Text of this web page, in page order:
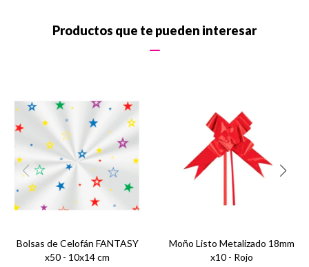
Productos que te pueden interesar
Bolsas de Celofán FANTASY
x50 - 10x14 cm
Moño Listo Metalizado 18mm
x10 - Rojo